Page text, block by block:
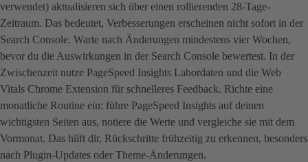
verwendet) aktualisieren sich über einen rollierenden 28-Tage-
Zeitraum. Das bedeutet, Verbesserungen erscheinen nicht sofort in der
Search Console. Warte nach Änderungen mindestens vier Wochen,
bevor du die Auswirkungen in der Search Console bewertest. In der
Zwischenzeit nutze PageSpeed Insights Labordaten und die Web
Vitals Chrome Extension für schnelleres Feedback. Richte eine
monatliche Routine ein: führe PageSpeed Insights auf deinen
wichtigsten Seiten aus, notiere die Werte und vergleiche sie mit dem
Vormonat. Das hilft dir, Rückschritte frühzeitig zu erkennen, besonders
nach Plugin-Updates oder Theme-Änderungen.